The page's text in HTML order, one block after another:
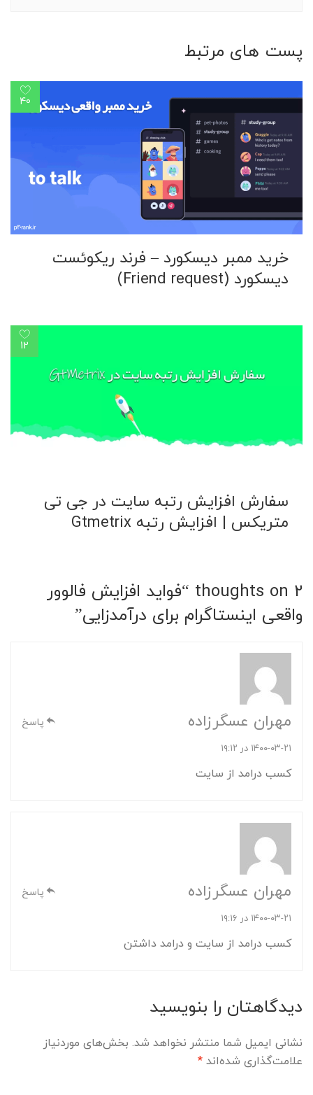
پست های مرتبط
40
خرید ممبر دیسکورد – فرند ریکوئست
دیسکورد (Friend request)
12
سفارش افزایش رتبه سایت در جی تی
متریکس | افزایش رتبه Gtmetrix
2 thoughts on “
فواید افزایش فالوور
واقعی اینستاگرام برای درآمدزایی”
مهران عسگرزاده پاسخ
۱۴۰۰-۰۳-۲۱ در ۱۹:۱۲
کسب درامد از سایت
مهران عسگرزاده پاسخ
۱۴۰۰-۰۳-۲۱ در ۱۹:۱۶
کسب درامد از سایت و درامد داشتن
دیدگاهتان را بنویسید
نشانی ایمیل شما منتشر نخواهد شد. بخش‌های موردنیاز
علامت‌گذاری شده‌اند *